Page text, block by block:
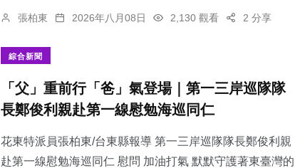
張柏東 2026年八月08日 2,130 觀看 2 分享
綜合新聞
「父」重前行「爸」氣登場｜第一三岸巡隊隊
長鄭俊利親赴第一線慰勉海巡同仁
花東特派員張柏東/台東縣報導 第一三岸巡隊隊長鄭俊利親
赴第一線慰勉海巡同仁 慰問 加油打氣 默默守護著東臺灣的